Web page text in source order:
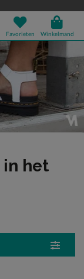
Favorieten Winkelmand
in het